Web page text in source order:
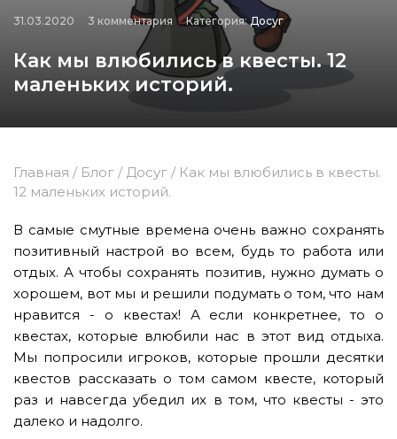
31.03.2020 3 комментария Категория:Досуг
Как мы влюбились в квесты. 12
маленьких историй.
Главная / Блог / Досуг / Как мы влюбились в квесты.
12 маленьких историй.
В самые смутные времена очень важно сохранять
позитивный настрой во всем, будь то работа или
отдых. А чтобы сохранять позитив, нужно думать о
хорошем, вот мы и решили подумать о том, что нам
нравится - о квестах! А если конкретнее, то о
квестах, которые влюбили нас в этот вид отдыха.
Мы попросили игроков, которые прошли десятки
квестов рассказать о том самом квесте, который
раз и навсегда убедил их в том, что квесты - это
далеко и надолго.